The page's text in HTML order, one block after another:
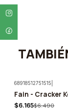
-5%
68918512751515
Fain - Cracker
$6.165$6.490